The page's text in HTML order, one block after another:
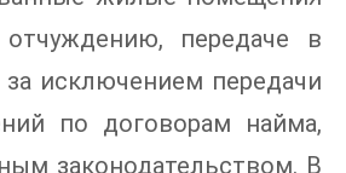
передаче в
за исключением передачи
по договорам найма,
законодательством. В